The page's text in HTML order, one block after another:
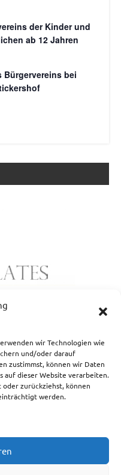
wir Technologien wie
und/oder darauf
zustimmst, können wir Daten
auf dieser Website verarbeiten.
zurückziehst, können
werden.
der Kinder und
ab 12 Jahren
bei